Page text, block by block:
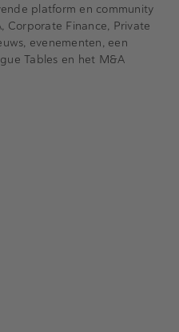
platform en community
Corporate Finance, Private
evenementen, een
Tables en het M&A